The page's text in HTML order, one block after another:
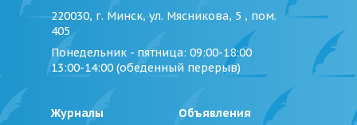
220030, г. Минск, ул. Мясникова, 5 , пом.
405
Понедельник - пятница: 09:00-18:00
13:00-14:00 (обеденный перерыв)
Журналы
Объявления